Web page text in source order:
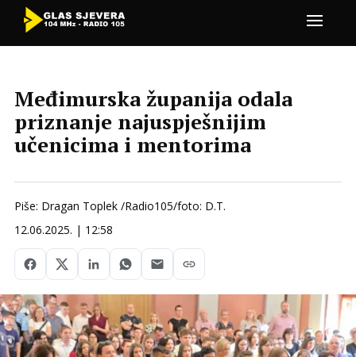
Međimurska županija odala
priznanje najuspješnijim
učenicima i mentorima
Piše: Dragan Toplek /Radio105/foto: D.T.
12.06.2025. | 12:58